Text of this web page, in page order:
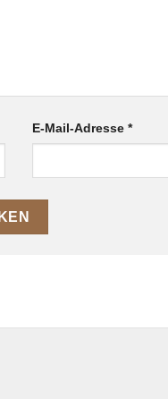
E-Mail-Adresse *